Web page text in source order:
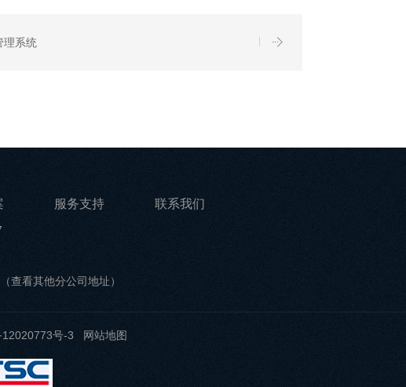
理系统
服务支持 联系我们
（查看其他分公司地址）
12020773号-3 网站地图